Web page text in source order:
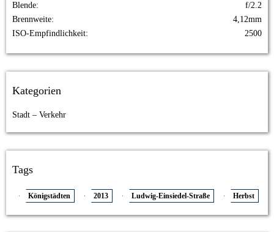
Blende
f/2.2
Brennweite
4,12mm
ISO-Empfindlichkeit
2500
Kategorien
Stadt – Verkehr
Tags
Königstädten 2013 Ludwig-Einsiedel-Straße Herbst